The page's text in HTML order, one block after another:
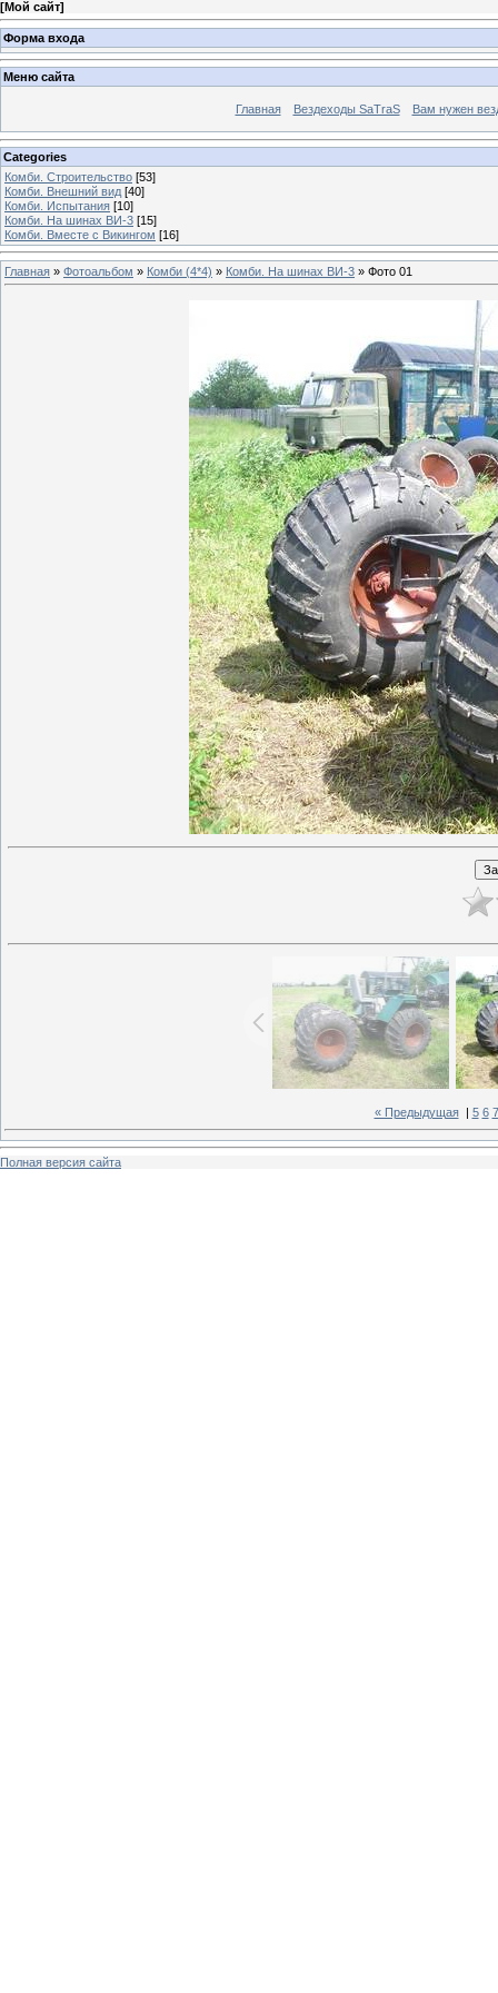
[Мой сайт]
Форма входа
Меню сайта
Главная Вездеходы SaTraS Вам нужен
Categories
Комби. Строительство [53]
Комби. Внешний вид [40]
Комби. Испытания [10]
Комби. На шинах ВИ-3 [15]
Комби. Вместе с Викингом [16]
Главная » Фотоальбом » Комби (4*4) » Комби. На шинах ВИ-3 » Фото 01
« Предыдущая| 5 6 7
Полная версия сайта